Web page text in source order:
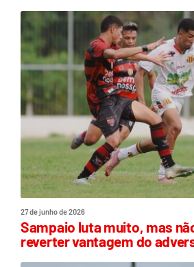
27 de junho de 2026
Sampaio luta muito, mas
reverter vantagem do